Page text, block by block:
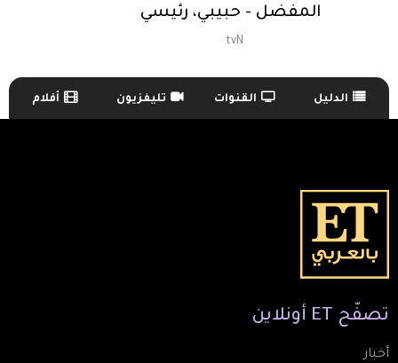
المفضل - حبيبي، رئيسي
tvN
TV Guide Menu الدليل القنوات تليفزيون أفلام
تصفّح ET أونلاين
أخبار